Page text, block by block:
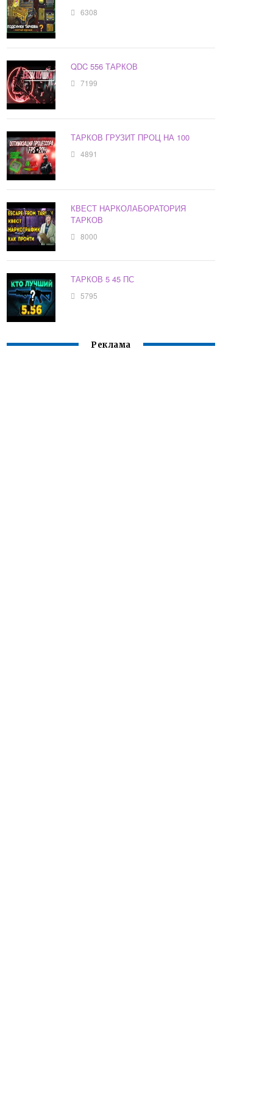
6308
QDC 556 ТАРКОВ
7199
ТАРКОВ ГРУЗИТ ПРОЦ НА 100
4891
КВЕСТ НАРКОЛАБОРАТОРИЯ
ТАРКОВ
8000
ТАРКОВ 5 45 ПС
5795
Реклама